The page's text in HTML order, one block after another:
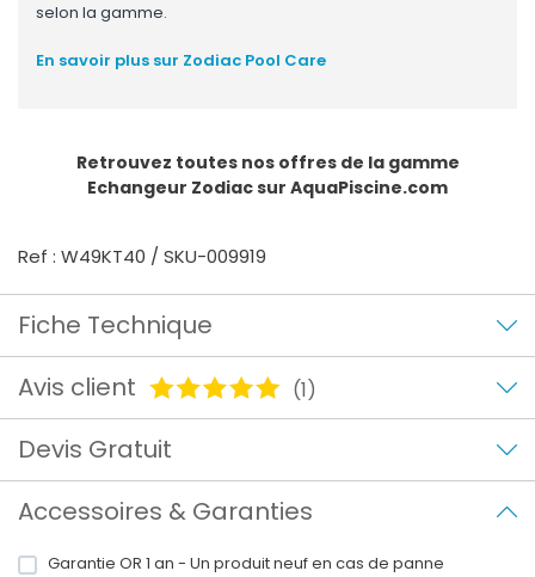
selon la gamme.
En savoir plus sur Zodiac Pool Care
Retrouvez toutes nos offres de la gamme
Echangeur Zodiacsur AquaPiscine.com
Ref : W49KT40 / SKU-009919
Fiche Technique
Avis client
(1)
Devis Gratuit
Accessoires & Garanties
Garantie OR 1 an - Un produit neuf en cas de panne